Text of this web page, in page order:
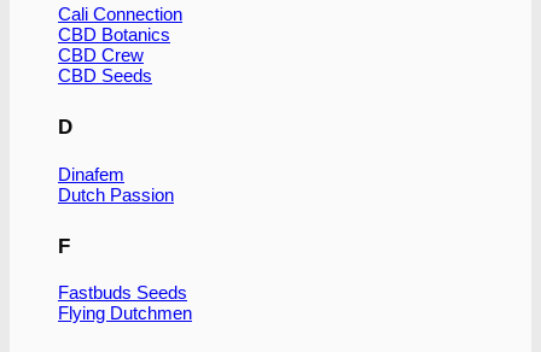
Cali Connection
CBD Botanics
CBD Crew
CBD Seeds
D
Dinafem
Dutch Passion
F
Fastbuds Seeds
Flying Dutchmen
varianter.
Mulighederne
vælges
varesiden